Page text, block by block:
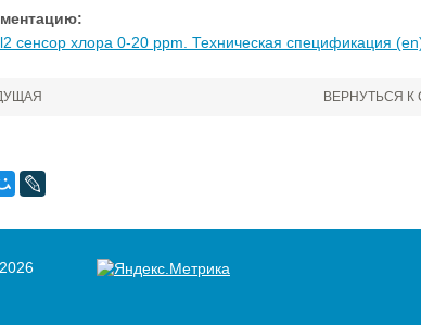
сенсор хлора 0-20 ppm. Техническая спецификация
ВЕРНУТЬСЯ К